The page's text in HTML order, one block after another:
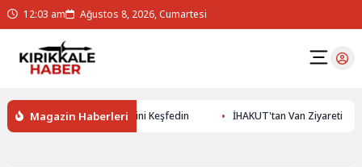
12:03 am Ağustos 8, 2026, Cumartesi
Magazin Haberleri
ile Yer Altının Gizemlerini Keşfedin İHAKUT'tan Van Ziyareti